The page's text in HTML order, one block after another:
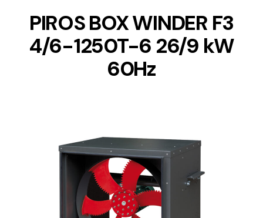
PIROS BOX WINDER F3
4/6-1250T-6 26/9 kW
60Hz
DETAILS